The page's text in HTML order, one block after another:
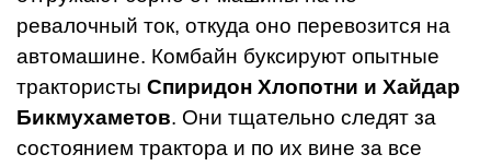
ревалочный ток, откуда оно перевозится на
автомашине. Комбайн буксируют опытные
трактористы Спиридон Хлопо­тни и Хайдар
Бикмухаметов. Они тщательно следят за
сос­тоянием трактора и по их вине за все